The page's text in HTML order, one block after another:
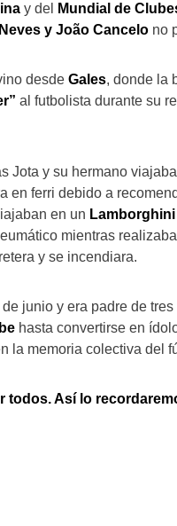
y del
Mundial de
y João Cancelo no
desde Gales, donde la
al futbolista durante su
Jota y su hermano
en ferri debido a
en un
mientras
y se incendiara.
junio y era padre de
hasta convertirse en
la memoria colectiva del
todos. Así lo